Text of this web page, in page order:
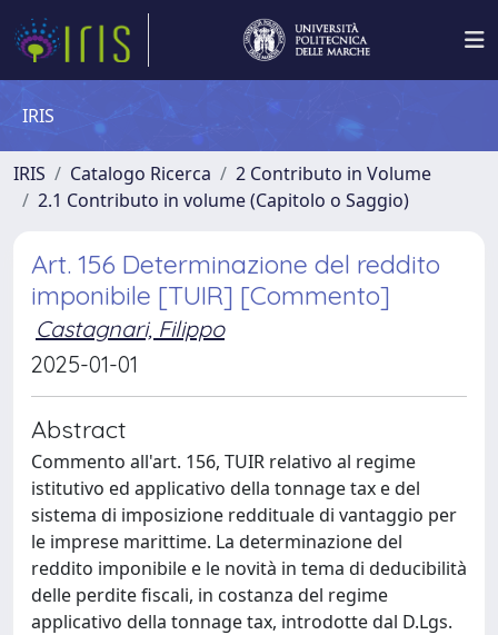
IRIS
IRIS Catalogo Ricerca
2 Contributo in Volume
2.1 Contributo in volume (Capitolo o Saggio)
Art. 156 Determinazione del reddito
imponibile [TUIR] [Commento]
Castagnari, Filippo
2025-01-01
Abstract
Commento all'art. 156, TUIR relativo al regime
istitutivo ed applicativo della tonnage tax e del
sistema di imposizione reddituale di vantaggio per
le imprese marittime. La determinazione del
reddito imponibile e le novità in tema di deducibilità
delle perdite fiscali, in costanza del regime
applicativo della tonnage tax, introdotte dal D.Lgs.